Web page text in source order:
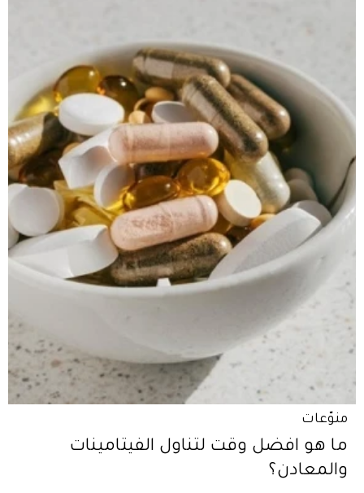
منوّعات
ما هو افضل وقت لتناول الفيتامينات
والمعادن؟